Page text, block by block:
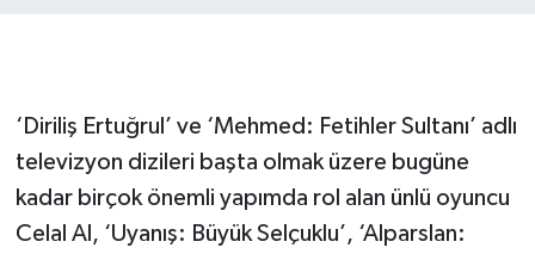
‘Diriliş Ertuğrul’ ve ‘Mehmed: Fetihler Sultanı’ adlı
televizyon dizileri başta olmak üzere bugüne
kadar birçok önemli yapımda rol alan ünlü oyuncu
Celal Al, ‘Uyanış: Büyük Selçuklu’, ‘Alparslan: